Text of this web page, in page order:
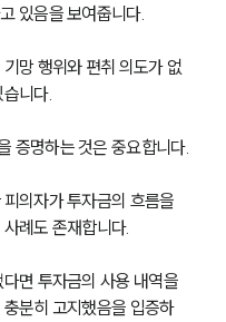
있음을 보여줍니다.
망 행위와 편취 의도가 없
니다.
증명하는 것은 중요합니다.
의자가 투자금의 흐름을
례도 존재합니다.
면 투자금의 사용 내역을
분히 고지했음을 입증하